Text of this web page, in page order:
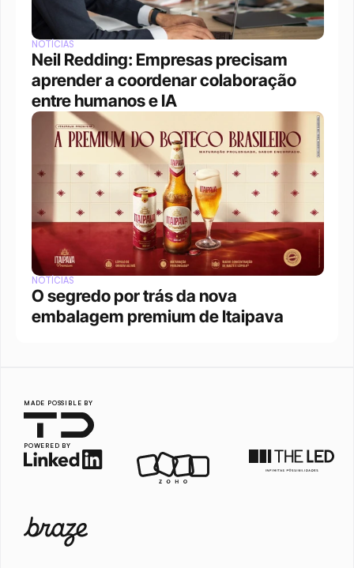
NOTÍCIAS
Neil Redding: Empresas precisam
aprender a coordenar colaboração
entre humanos e IA
NOTÍCIAS
O segredo por trás da nova
embalagem premium de Itaipava
MADE POSSIBLE BY
POWERED BY